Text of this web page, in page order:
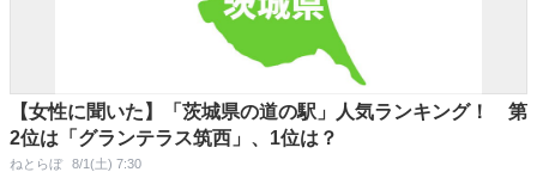
【女性に聞いた】「茨城県の道の駅」人気ランキング！ 第
2位は「グランテラス筑西」、1位は？
ねとらぼ 8/1(土) 7:30